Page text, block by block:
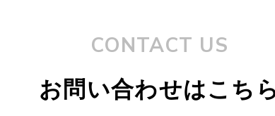
CONTACT US
お問い合わせはこち